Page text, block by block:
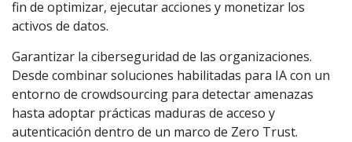
fin de optimizar, ejecutar acciones y monetizar los
activos de datos.
Garantizar la ciberseguridad de las organizaciones.
Desde combinar soluciones habilitadas para IA con un
entorno de crowdsourcing para detectar amenazas
hasta adoptar prácticas maduras de acceso y
autenticación dentro de un marco de Zero Trust.